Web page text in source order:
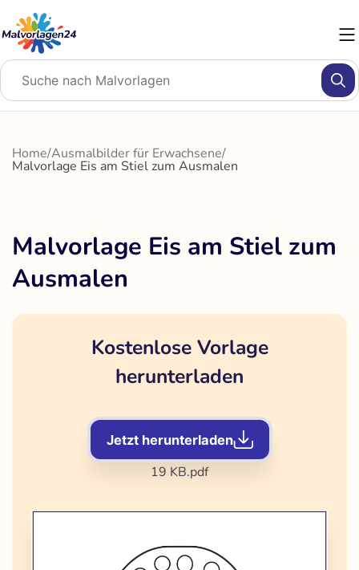
Inhalt
springen
Home/Ausmalbilder für Erwachsene/
Malvorlage Eis am Stiel zum Ausmalen
Malvorlage Eis am Stiel zum
Ausmalen
Kostenlose Vorlage
herunterladen
Jetzt herunterladen
19 KB.pdf